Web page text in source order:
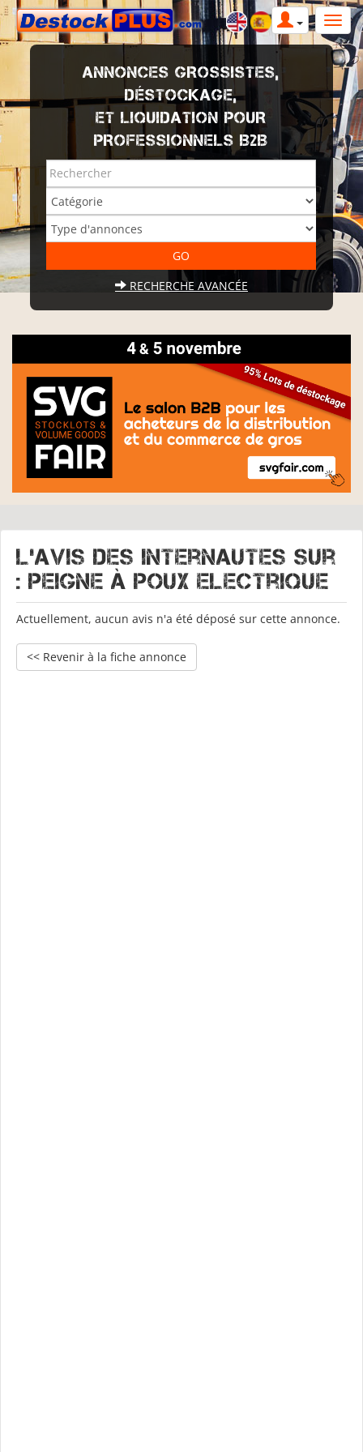
ANNONCES GROSSISTES,
DÉSTOCKAGE,
ET LIQUIDATION POUR
PROFESSIONNELS B2B
RECHERCHE AVANCÉE
L'avis des internautes sur
: Peigne à Poux Electrique
Actuellement, aucun avis n'a été déposé sur cette annonce.
<< Revenir à la fiche annonce